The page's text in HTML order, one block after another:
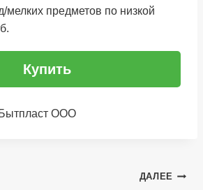
мелких предметов по низкой
Купить
ООО
ДАЛЕЕ